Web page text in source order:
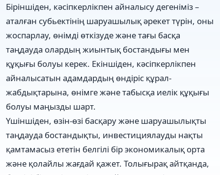
Біріншіден, кәсіпкерлікпен айналысу дегеніміз –
аталған субьектінің шаруашылық әрекет түрін, оны
жоспарлау, өнімді өткізуде және тағы басқа
таңдауда олардың жиынтық бостандығы мен
құқығы болуы керек. Екіншіден, кәсіпкерлікпен
айналысатын адамдардың өндіріс құрал-
жабдықтарына, өнімге және табысқа иелік құқығы
болуы маңызды шарт.
Үшіншіден, өзін-өзі басқару және шаруашылықты
таңдауда бостандықты, инвестициялауды нақты
қамтамасыз ететін белгілі бір экономикалық орта
және қолайлы жағдай қажет. Толығырақ айтқанда,